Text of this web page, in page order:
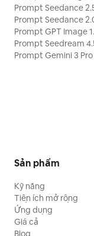
Prompt Seedance
Prompt Seedance
Prompt GPT Image
Prompt Seedream
Prompt Gemini 3 Pro
Sản phẩm
Kỹ năng
Tiện ích mở rộng
Ứng dụng
Giá cả
Blog